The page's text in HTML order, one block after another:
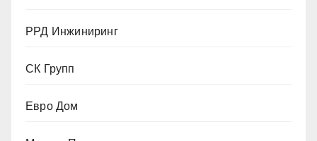
РРД Инжиниринг
СК Групп
Евро Дом